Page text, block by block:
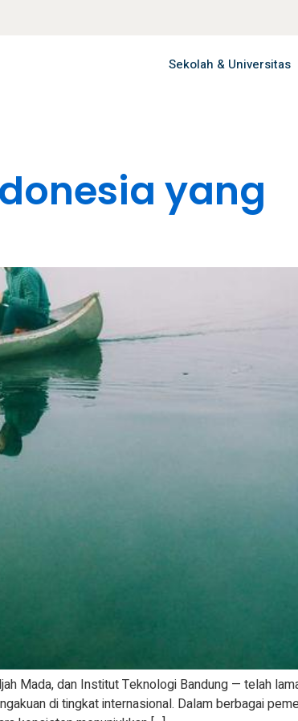
Sekolah & Universitas
yang
Mada, dan Institut Teknologi Bandung — telah
di tingkat internasional. Dalam berbagai